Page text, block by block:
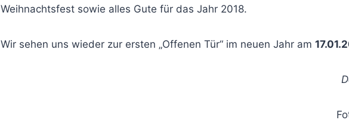
Weihnachtsfest sowie alles Gute für das Jahr 2018.
Wir sehen uns wieder zur ersten „Offenen Tür“ im neuen Jahr am